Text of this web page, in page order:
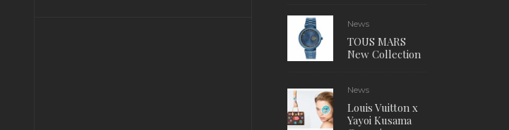
News
TOUS MARS
New Collection
News
Louis Vuitton x
Yayoi Kusama